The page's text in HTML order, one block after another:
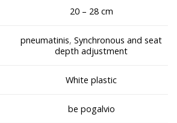
20 – 28 cm
pneumatinis,Synchronous and seat
depth adjustment
White plastic
be pogalvio